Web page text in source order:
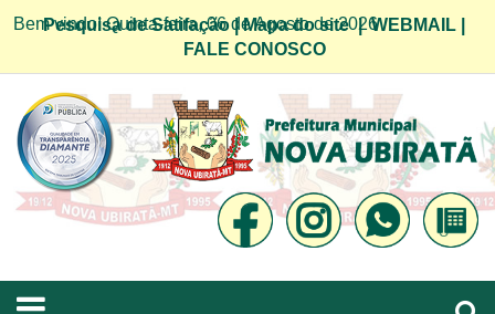
Bem vindo! Quinta-feira, 06 de Agosto de 2026
Pesquisa de Satifação|Mapa do site|WEBMAIL
FALE CONOSCO